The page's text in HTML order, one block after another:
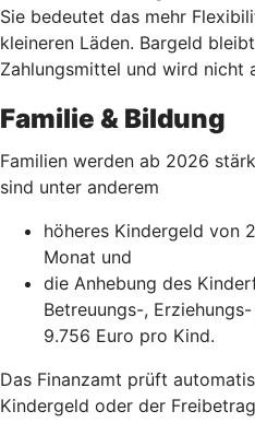
Sie bedeutet das mehr
kleineren Läden. Bargeld
Zahlungsmittel und wird nicht
Familie & Bildung
Familien werden ab 2026
sind unter anderem
höheres Kindergeld von
Monat und
die Anhebung des
Betreuungs-,
9.756 Euro pro Kind.
Das Finanzamt prüft
Kindergeld oder der